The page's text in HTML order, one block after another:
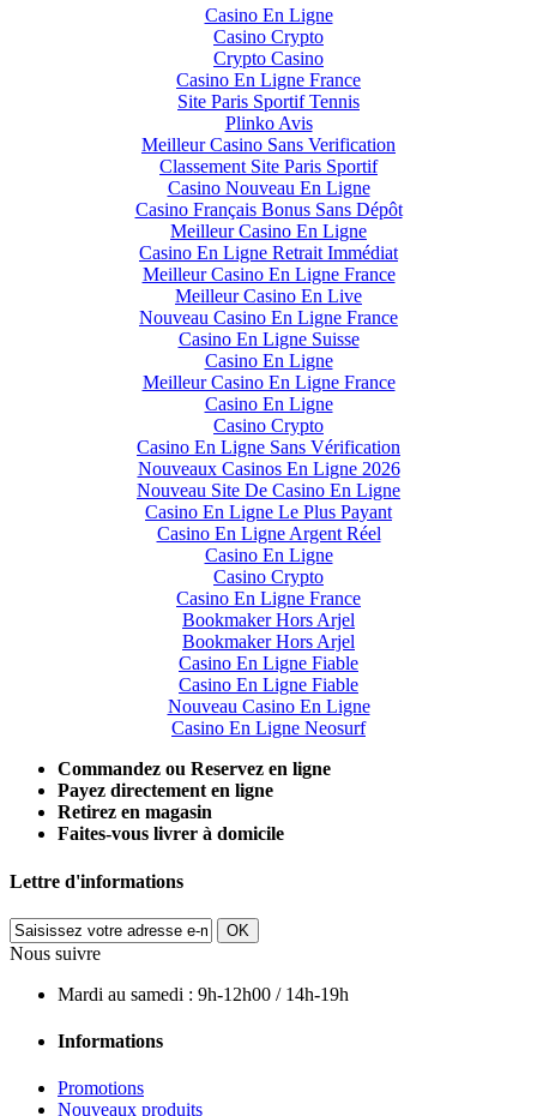
Casino En Ligne
Casino Crypto
Crypto Casino
Casino En Ligne France
Site Paris Sportif Tennis
Plinko Avis
Meilleur Casino Sans Verification
Classement Site Paris Sportif
Casino Nouveau En Ligne
Casino Français Bonus Sans Dépôt
Meilleur Casino En Ligne
Casino En Ligne Retrait Immédiat
Meilleur Casino En Ligne France
Meilleur Casino En Live
Nouveau Casino En Ligne France
Casino En Ligne Suisse
Casino En Ligne
Meilleur Casino En Ligne France
Casino En Ligne
Casino Crypto
Casino En Ligne Sans Vérification
Nouveaux Casinos En Ligne 2026
Nouveau Site De Casino En Ligne
Casino En Ligne Le Plus Payant
Casino En Ligne Argent Réel
Casino En Ligne
Casino Crypto
Casino En Ligne France
Bookmaker Hors Arjel
Bookmaker Hors Arjel
Casino En Ligne Fiable
Casino En Ligne Fiable
Nouveau Casino En Ligne
Casino En Ligne Neosurf
Commandez ou Reservez en ligne
Payez directement en ligne
Retirez en magasin
Faites-vous livrer à domicile
Lettre d'informations
OK
Nous suivre
Mardi au samedi : 9h-12h00 / 14h-19h
Informations
Promotions
Nouveaux produits